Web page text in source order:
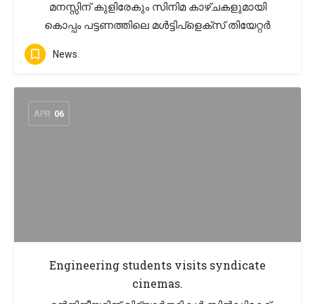
മനസ്സിന് കുളിരേകും സിനിമ കാഴ്ചകളുമായി
കൊപ്പം പട്ടണത്തിലെ മൾട്ടിപ്ളെക്സ് തിയേറ്റർ
News
APR 06
Engineering students visits syndicate
cinemas.